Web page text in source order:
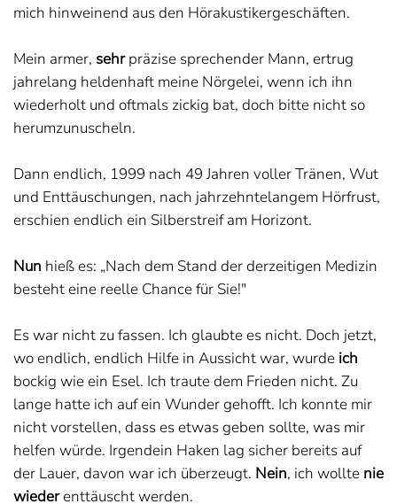
mich hinweinend aus den Hörakustikergeschäften.
Mein armer, sehrpräzise sprechender Mann, ertrug
jahrelang heldenhaft meine Nörgelei, wenn ich ihn
wiederholt und oftmals zickig bat, doch bitte nicht so
herumzunuscheln.
Dann endlich, 1999 nach 49 Jahren voller Tränen, Wut
und Enttäuschungen, nach jahrzehntelangem Hörfrust,
erschien endlich ein Silberstreif am Horizont.
Nun hieß es: „Nach dem Stand der derzeitigen Medizin
besteht eine reelle Chance für Sie!"
Es war nicht zu fassen. Ich glaubte es nicht. Doch jetzt,
wo endlich, endlich Hilfe in Aussicht war, wurde ich
bockig wie ein Esel. Ich traute dem Frieden nicht. Zu
lange hatte ich auf ein Wunder gehofft. Ich konnte mir
nicht vorstellen, dass es etwas geben sollte, was mir
helfen würde. Irgendein Haken lag sicher bereits auf
der Lauer, davon war ich überzeugt. Nein, ich wollte nie
wiederenttäuscht werden.